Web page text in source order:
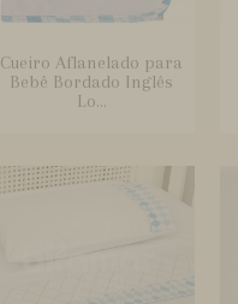
Cueiro Aflanelado para
Bebê Bordado Inglês
Lo...